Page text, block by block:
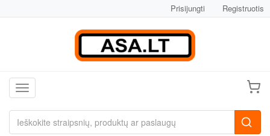
Prisijungti Registruotis
Toggle navigation